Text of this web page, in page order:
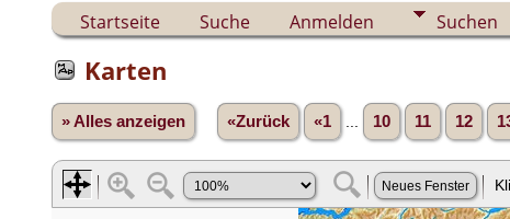
Startseite Suche Anmelden Suchen
Karten
» Alles anzeigen «Zurück «1 10 11 12